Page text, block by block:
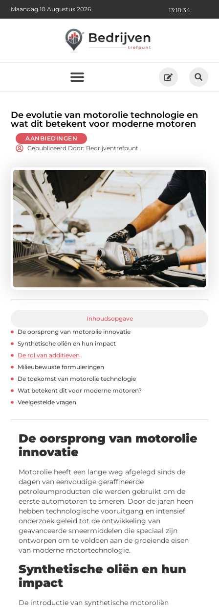
13:18:36
Maandag 10 Augustus 2026
De evolutie van motorolie technologie en
wat dit betekent voor moderne motoren
AANBIEDINGEN
Gepubliceerd Door: Bedrijventrefpunt
Inhoudsopgave
De oorsprong van motorolie innovatie
Synthetische oliën en hun impact
De rol van additieven
Milieubewuste formuleringen
De toekomst van motorolie technologie
Wat betekent dit voor moderne motoren?
Veelgestelde vragen
De oorsprong van motorolie
innovatie
Motorolie heeft een lange weg afgelegd sinds de
dagen van eenvoudige geraffineerde
petroleumproducten die werden gebruikt om de
eerste automotoren te smeren. Door de jaren heen
hebben technologische vooruitgang en intensief
onderzoek geleid tot de ontwikkeling van
geavanceerde smeermiddelen die speciaal zijn
ontworpen om te voldoen aan de groeiende eisen
van moderne motortechnologie.
Synthetische oliën en hun
impact
De introductie van synthetische motoroliën